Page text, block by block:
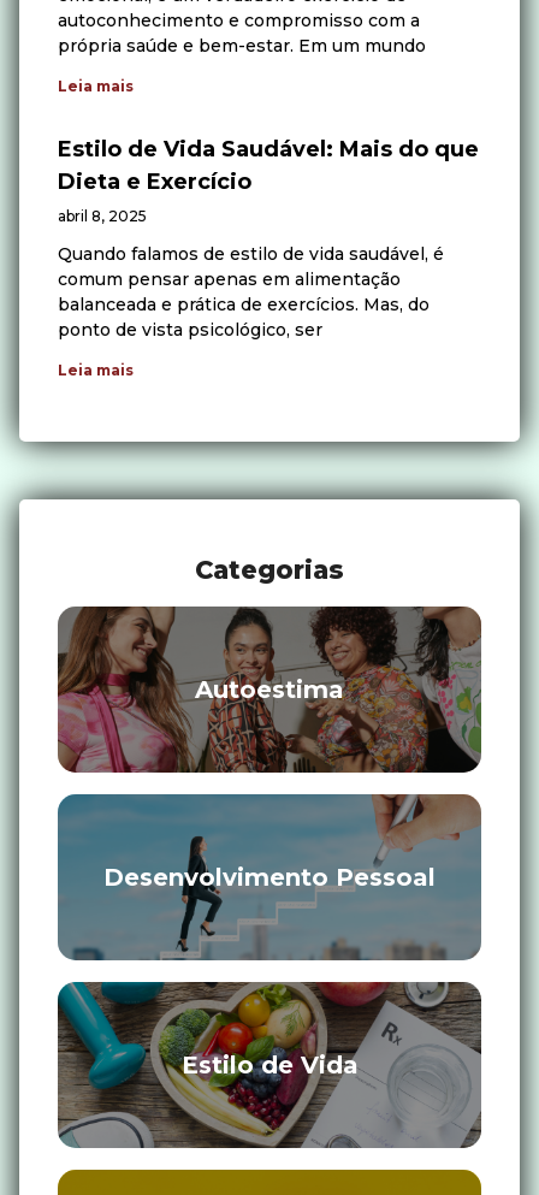
autoconhecimento e compromisso com a
própria saúde e bem-estar. Em um mundo
Leia mais
Estilo de Vida Saudável: Mais do que
Dieta e Exercício
abril 8, 2025
Quando falamos de estilo de vida saudável, é
comum pensar apenas em alimentação
balanceada e prática de exercícios. Mas, do
ponto de vista psicológico, ser
Leia mais
Categorias
Autoestima
Desenvolvimento Pessoal
Estilo de Vida